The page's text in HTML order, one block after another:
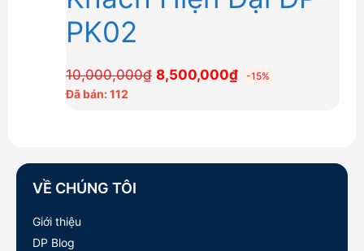
PK02
10,000,000₫ Giá
8,500,000₫Giá
-15%
Đã bán: 112
VỀ CHÚNG TÔI
Giới thiệu
DP Blog